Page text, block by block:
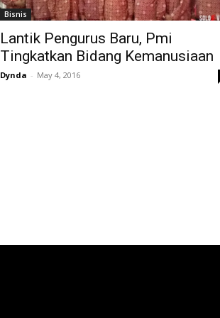
Bisnis
Lantik Pengurus Baru, Pmi
Tingkatkan Bidang Kemanusiaan
Dynda - May 4, 2016